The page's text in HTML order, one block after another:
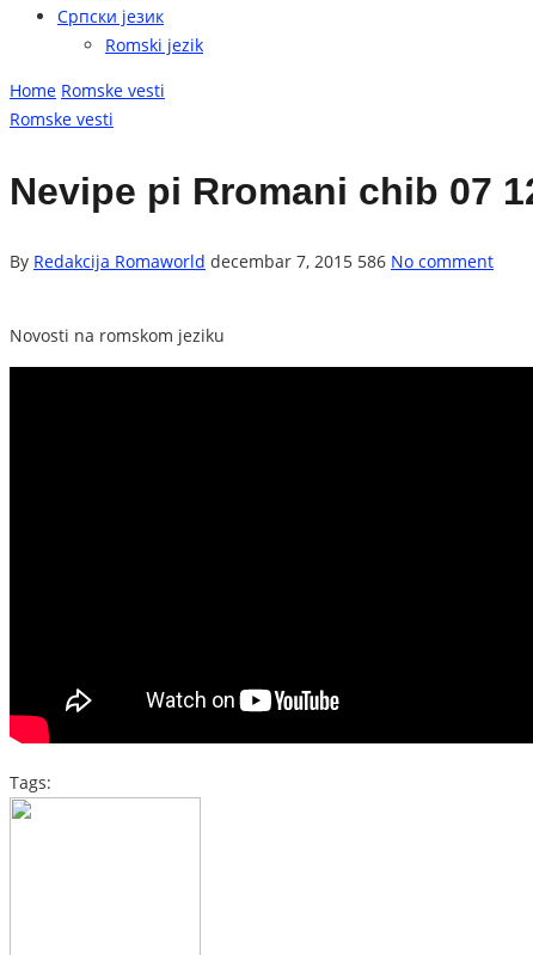
Српски језик
Romski jezik
Home Romske vesti
Romske vesti
Nevipe pi Rromani chib 07
By Redakcija Romaworld decembar 7, 2015 586 No comment
Novosti na romskom jeziku
Tags: